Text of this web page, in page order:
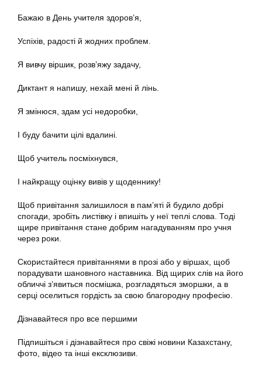
Бажаю в День учителя здоров’я,
Успіхів, радості й жодних проблем.
Я вивчу віршик, розв’яжу задачу,
Диктант я напишу, нехай мені й лінь.
Я змінюся, здам усі недоробки,
І буду бачити цілі вдалині.
Щоб учитель посміхнувся,
І найкращу оцінку вивів у щоденнику!
Щоб привітання залишилося в пам’яті й будило добрі
спогади, зробіть листівку і впишіть у неї теплі слова. Тоді
щире привітання стане добрим нагадуванням про учня
через роки.
Скористайтеся привітаннями в прозі або у віршах, щоб
порадувати шановного наставника. Від щирих слів на його
обличчі з’явиться посмішка, розгладяться зморшки, а в
серці оселиться гордість за свою благородну професію.
Дізнавайтеся про все першими
Підпишіться і дізнавайтеся про свіжі новини Казахстану,
фото, відео та інші ексклюзиви.